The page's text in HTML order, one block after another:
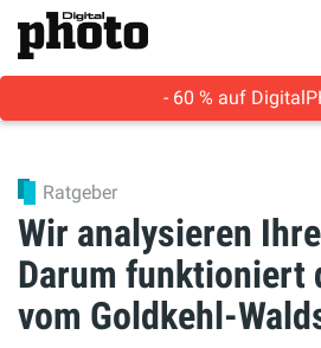
- 60 % auf
Ratgeber
Wir analysieren
Darum funktioniert
vom Goldkehl-